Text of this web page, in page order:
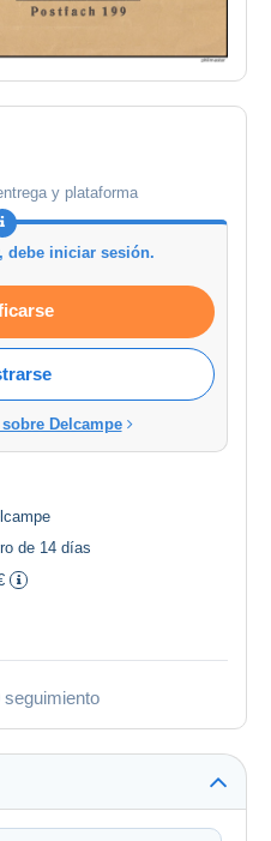
y plataforma
debe iniciar sesión.
Delcampe
de 14 días
seguimiento